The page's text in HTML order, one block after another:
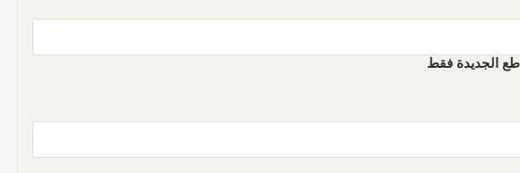
الجديدة فقط